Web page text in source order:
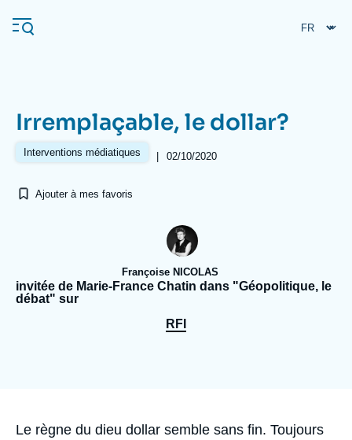
au
contenu
Navigation
principale
Événements
L'Ifri en bref
Recherches fréquentes
Proche-Orient
Irremplaçable, le dollar?
Interventions médiatiques | 02/10/2020
Ajouter à mes favoris
Françoise NICOLAS
invitée de Marie-France Chatin dans "Géopolitique, le
débat" sur
RFI
Accroche
Le règne du dieu dollar semble sans fin. Toujours